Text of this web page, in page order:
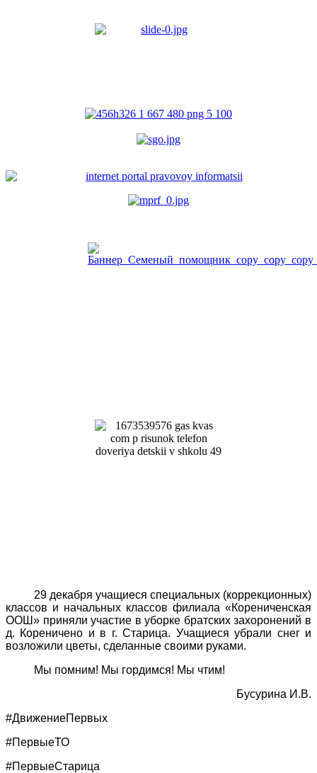
29 декабря учащиеся специальных (коррекционных)
классов и начальных классов филиала «Корениченская
ООШ» приняли участие в уборке братских захоронений в
д. Кореничено и в г. Старица. Учащиеся убрали снег и
возложили цветы, сделанные своими руками.
Мы помним! Мы гордимся! Мы чтим!
Бусурина И.В.
#ДвижениеПервых
#ПервыеТО
#ПервыеСтарица